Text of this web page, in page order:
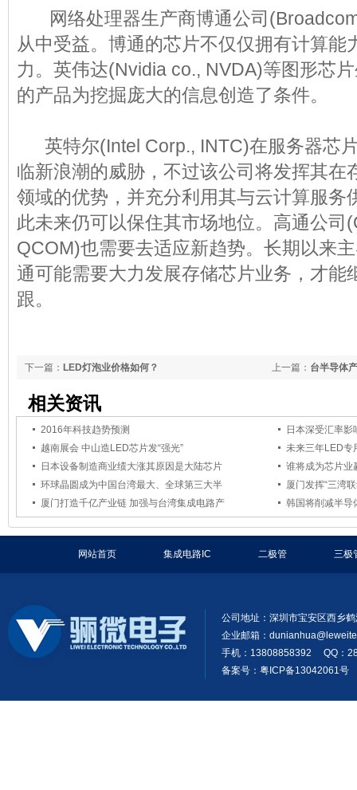
网络处理器生产商博通公司
从中受益。博通的芯片不仅仅拥有计算能
力。英伟达(Nvidia co., NVDA)等图形芯
的产品为挖掘庞大的信息创造了条件。
英特尔(Intel Corp., INTC)在服务器芯
临新浪潮的威胁，不过该公司将发挥其在
领域的优势，并充分利用其与云计算服务
此未来仍可以保住其市场地位。高通公司
QCOM)也需要去适应新趋势。长期以来
通可能需要大力发展存储芯片业务，才能
跟。
上一篇： 台半导体
下一篇： LED灯泡业价格如何？
相关资讯
2016年科技趋势预测
日本深受汇率
越南展会 中山造LED芯片发“强光”
未来三年LED专
日本设备制造商业绩大涨其原因是大陆芯片
谁将成为芯片业
环球晶圆成为中国台湾最大、全球第三大半
厦门发挥“三湾
厦门打造千亿产业链 加强与台湾集成电路产
韩国将削减半导
网站首页 集成电路IC 二极管 三极
公司地址：深圳市宝安区西乡
企业邮箱：
手机：13808858392 QQ：
备案号：粤ICP备13042061号